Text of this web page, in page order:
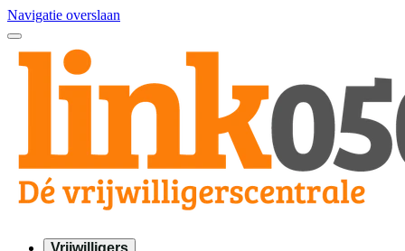
Navigatie overslaan
Vrijwilligers